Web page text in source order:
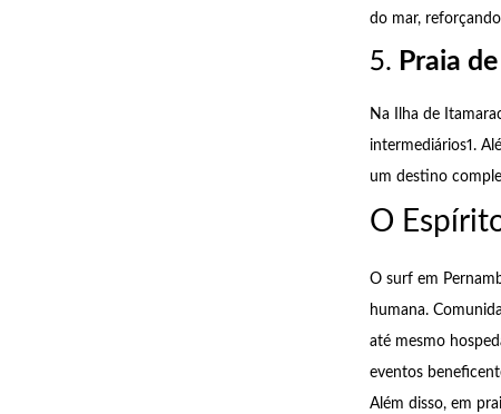
do mar,
5. Praia
Na Ilha de
intermediários1.
um destino
O
O surf em
humana.
até mesmo
eventos
Além disso, em